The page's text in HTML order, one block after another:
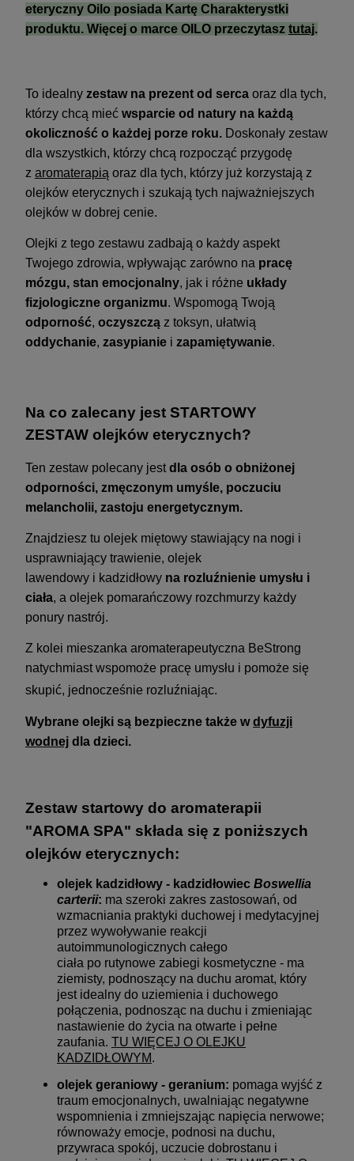
eteryczny Oilo posiada Kartę Charakterystki
produktu. Więcej o marce OILO przeczytasz tutaj.
To idealny zestaw na prezent od serca oraz dla tych,
którzy chcą mieć wsparcie od natury na każdą
okoliczność o każdej porze roku. Doskonały zestaw
dla wszystkich, którzy chcą rozpocząć przygodę
z aromaterapią oraz dla tych, którzy już korzystają z
olejków eterycznych i szukają tych najważniejszych
olejków w dobrej cenie.
Olejki z tego zestawu zadbają o każdy aspekt
Twojego zdrowia, wpływając zarówno na pracę
mózgu, stan emocjonalny, jak i różne układy
fizjologiczne organizmu. Wspomogą Twoją
odporność, oczyszczą z toksyn, ułatwią
oddychanie, zasypianie i zapamiętywanie.
Na co zalecany jest STARTOWY
ZESTAW olejków eterycznych?
Ten zestaw polecany jestdla osób o obniżonej
odporności, zmęczonym umyśle, poczuciu
melancholii, zastoju energetycznym.
Znajdziesz tu olejek miętowy stawiający na nogi i
usprawniający trawienie, olejek
lawendowy i kadzidłowy na rozluźnienie umysłu i
ciała, a olejek pomarańczowy rozchmurzy każdy
ponury nastrój.
Z kolei mieszanka aromaterapeutyczna BeStrong
natychmiast wspomoże pracę umysłu i pomoże się
skupić, jednocześnie rozluźniając.
Wybrane olejki są bezpieczne także wdyfuzji
wodnej dla dzieci.
Zestaw startowy do aromaterapii
"AROMA SPA" składa się z poniższych
olejków eterycznych:
olejek kadzidłowy - kadzidłowiec Boswellia
carterii: ma szeroki zakres zastosowań, od
wzmacniania praktyki duchowej i medytacyjnej
przez wywoływanie reakcji
autoimmunologicznych całego
ciała po rutynowe zabiegi kosmetyczne - ma
ziemisty, podnoszący na duchu aromat, który
jest idealny do uziemienia i duchowego
połączenia, podnosząc na duchu i zmieniając
nastawienie do życia na otwarte i pełne
zaufania. TU WIĘCEJ O OLEJKU
KADZIDŁOWYM.
olejek geraniowy - geranium: pomaga wyjść z
traum emocjonalnych, uwalniając negatywne
wspomnienia i zmniejszając napięcia nerwowe;
równoważy emocje, podnosi na duchu,
przywraca spokój, uczucie dobrostanu i